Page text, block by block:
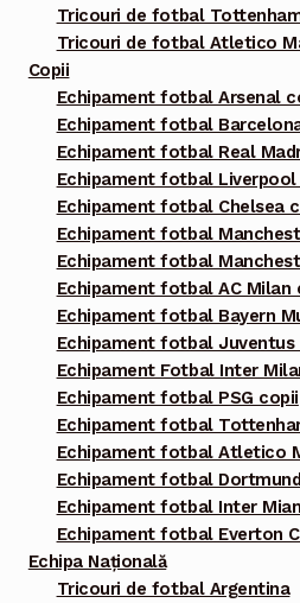
Tricouri de fotbal
Tricouri de fotbal Atletico
Copii
Echipament fotbal Arsenal
Echipament fotbal
Echipament fotbal Real
Echipament fotbal
Echipament fotbal Chelsea
Echipament fotbal
Echipament fotbal
Echipament fotbal AC Milan
Echipament fotbal Bayern
Echipament fotbal Juventus
Echipament Fotbal Inter
Echipament fotbal PSG copii
Echipament fotbal
Echipament fotbal Atletico
Echipament fotbal
Echipament fotbal Inter
Echipament fotbal Everton
Echipa Națională
Tricouri de fotbal Argentina